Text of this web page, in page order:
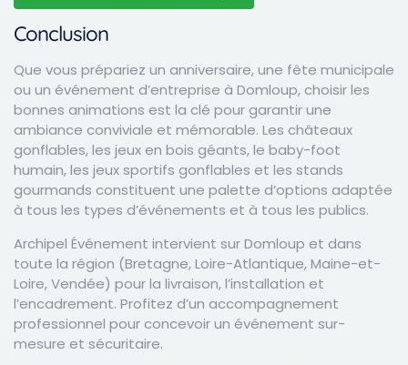
Conclusion
Que vous prépariez un anniversaire, une fête municipale
ou un événement d’entreprise à Domloup, choisir les
bonnes animations est la clé pour garantir une
ambiance conviviale et mémorable. Les châteaux
gonflables, les jeux en bois géants, le baby-foot
humain, les jeux sportifs gonflables et les stands
gourmands constituent une palette d’options adaptée
à tous les types d’événements et à tous les publics.
Archipel Événement intervient sur Domloup et dans
toute la région (Bretagne, Loire-Atlantique, Maine-et-
Loire, Vendée) pour la livraison, l’installation et
l’encadrement. Profitez d’un accompagnement
professionnel pour concevoir un événement sur-
mesure et sécuritaire.